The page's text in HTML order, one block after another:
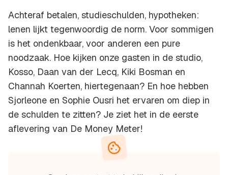
Achteraf betalen, studieschulden, hypotheken:
lenen lijkt tegenwoordig de norm. Voor sommigen
is het ondenkbaar, voor anderen een pure
noodzaak. Hoe kijken onze gasten in de studio,
Kosso, Daan van der Lecq, Kiki Bosman en
Channah Koerten, hiertegenaan? En hoe hebben
Sjorleone en Sophie Ousri het ervaren om diep in
de schulden te zitten? Je ziet het in de eerste
aflevering van De Money Meter!